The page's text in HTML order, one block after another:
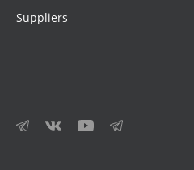
Suppliers